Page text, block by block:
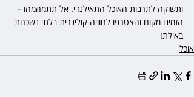
ותשוקה לתרבות האוכל התאילנדי. אל תתמהמהו –
הזמינו מקום והצטרפו לחוויה קולינרית בלתי נשכחת
באילת!
אוכל